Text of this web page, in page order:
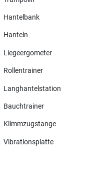
Hantelbank
Hanteln
Liegeergometer
Rollentrainer
Langhantelstation
Bauchtrainer
Klimmzugstange
Vibrationsplatte